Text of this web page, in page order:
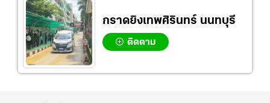
กราดยิงเทพศิรินทร์ นนทบุรี
ติดตาม